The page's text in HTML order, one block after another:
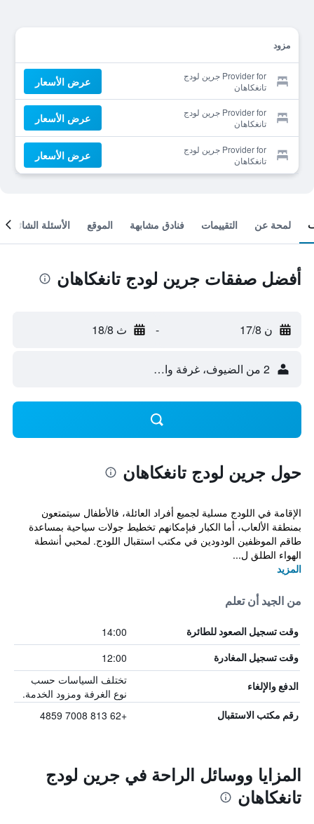
مزود
Provider for جرين لودج
تانغكاهان
عرض الأسعار
Provider for جرين لودج
تانغكاهان
عرض الأسعار
Provider for جرين لودج
تانغكاهان
عرض الأسعار
لمحة عن التقييمات فنادق مشابهة الموقع الأسئلة الشائعة
أفضل صفقات جرين لودج تانغكاهان
ن 17/8 - ث 18/8
2 من الضيوف، غرفة واحدة
حول جرين لودج تانغكاهان
الإقامة في اللودج مسلية لجميع أفراد العائلة، فالأطفال سيتمتعون
بمنطقة الألعاب، أما الكبار فبإمكانهم تخطيط جولات سياحية بمساعدة
طاقم الموظفين الودودين في مكتب استقبال اللودج. لمحبي أنشطة
الهواء الطلق ل...
المزيد
من الجيد أن تعلم
وقت تسجيل الصعود للطائرة 14:00
وقت تسجيل المغادرة 12:00
الدفع والإلغاء
تختلف السياسات حسب
نوع الغرفة ومزود الخدمة.
رقم مكتب الاستقبال +62 813 7008 4859
المزايا ووسائل الراحة في جرين لودج
تانغكاهان